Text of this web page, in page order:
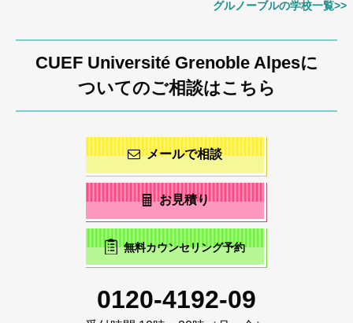
グルノーブルの学校一覧>>
CUEF Université Grenoble Alpesに
ついてのご相談はこちら
メールで相談
お見積り
無料カウンセリング予約
0120-4192-09